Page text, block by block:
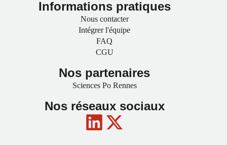
Informations pratiques
Nous contacter
Intégrer l'équipe
FAQ
CGU
Nos partenaires
Sciences Po Rennes
Nos réseaux sociaux